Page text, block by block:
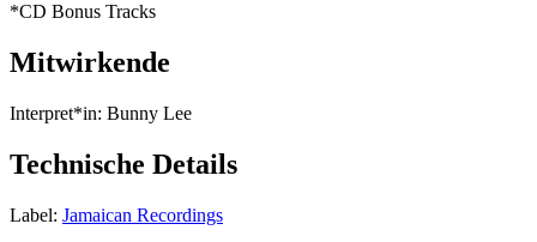
*CD Bonus Tracks
Mitwirkende
Interpret*in: Bunny Lee
Technische Details
Label: Jamaican Recordings